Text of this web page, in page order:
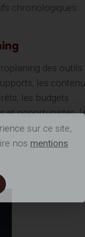
chronologiques.
des outils
les
les budgets
et opportunistes,
sur ce site,
nos mentions